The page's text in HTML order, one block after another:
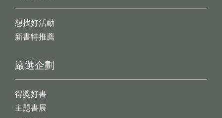
想找好活動
新書特推薦
嚴選企劃
得獎好書
主題書展